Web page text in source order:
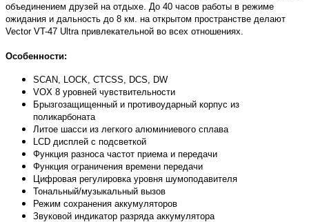
объединением друзей на отдыхе. До 40 часов работы в режиме
ожидания и дальность до 8 км. на открытом пространстве делают
Vector VT-47 Ultra привлекательной во всех отношениях.
Особенности:
SCAN, LOCK, CTCSS, DCS, DW
VOX 8 уровней чувствительности
Брызгозащищенный и противоударный корпус из
поликарбоната
Литое шасси из легкого алюминиевого сплава
LCD дисплей с подсветкой
Функция разноса частот приема и передачи
Функция ограничения времени передачи
Цифровая регулировка уровня шумоподавителя
Тональный/музыкальный вызов
Режим сохранения аккумуляторов
Звуковой индикатор разряда аккумулятора